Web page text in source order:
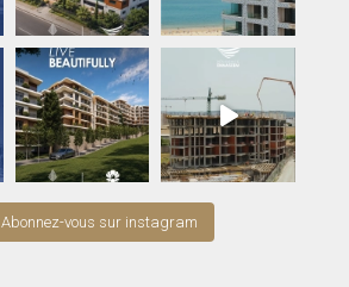
Abonnez-vous sur instagram